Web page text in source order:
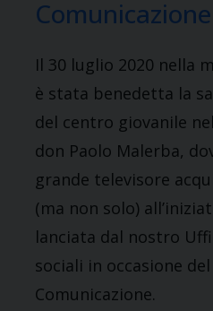
Il 30 luglio 2020 nella
è stata benedetta la
del centro giovanile
don Paolo Malerba,
grande televisore
(ma non solo)
lanciata dal nostro
sociali in occasione
Comunicazione.